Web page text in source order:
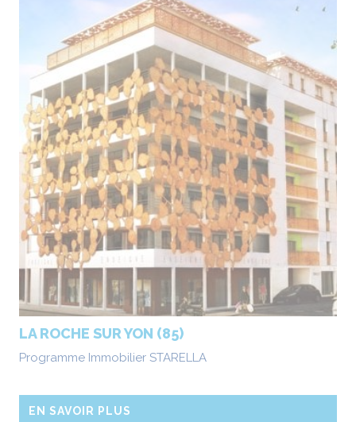
LA ROCHE SUR YON (85)
Programme Immobilier STARELLA
EN SAVOIR PLUS